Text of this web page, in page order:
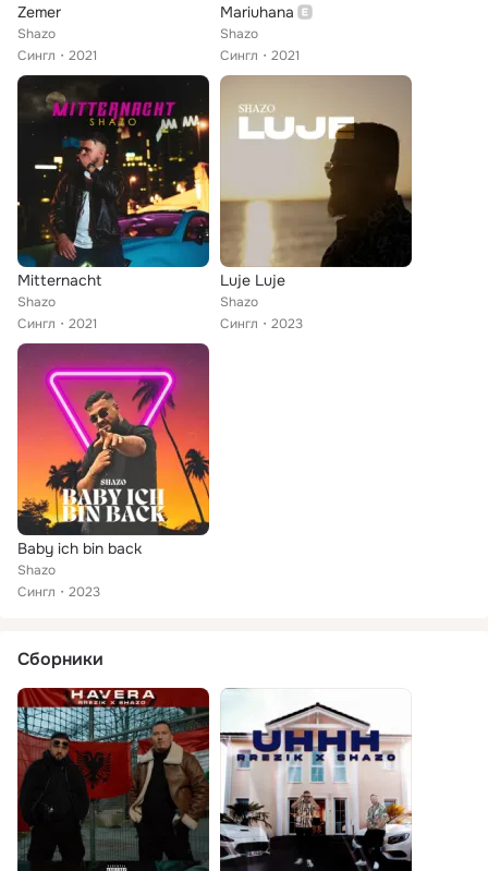
Zemer
Shazo
Сингл
2021
Mariuhana
Shazo
Сингл
2021
Mitternacht
Shazo
Сингл
2021
Luje Luje
Shazo
Сингл
2023
Baby ich bin back
Shazo
Сингл
2023
Сборники